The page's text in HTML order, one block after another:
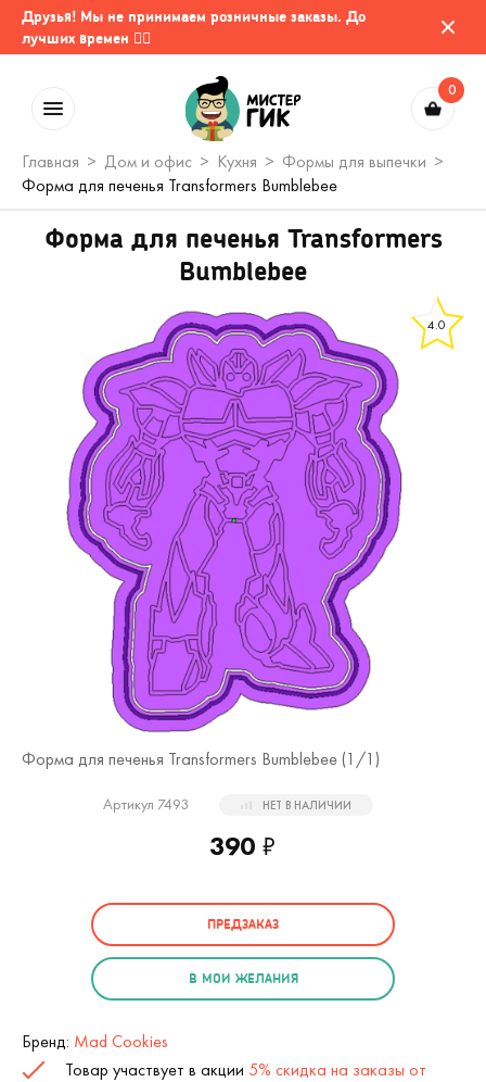
Друзья! Мы не принимаем розничные заказы. До
лучших времен 🤷‍♂️
0
Главная Дом и офис Кухня
Формы для выпечки
Форма для печенья Transformers Bumblebee
Форма для печенья Transformers
Bumblebee
4.0
Форма для печенья Transformers Bumblebee (1 /1)
Артикул 7493 НЕТ В НАЛИЧИИ
390 ₽
ПРЕДЗАКАЗ
В МОИ ЖЕЛАНИЯ
Бренд: Mad Cookies
Товар участвует в акции 5% скидка на заказы от